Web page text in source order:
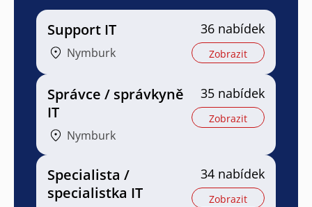
Support IT
Nymburk
36 nabídek
Zobrazit
Správce / správkyně
IT
Nymburk
35 nabídek
Zobrazit
Specialista /
specialistka IT
34 nabídek
Zobrazit